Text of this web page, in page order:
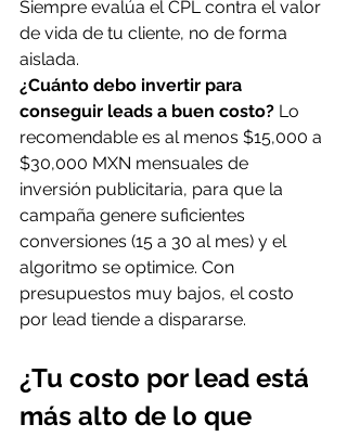
Siempre evalúa el CPL contra el valor
de vida de tu cliente, no de forma
aislada.
¿Cuánto debo invertir para
conseguir leads a buen costo? Lo
recomendable es al menos $15,000 a
$30,000 MXN mensuales de
inversión publicitaria, para que la
campaña genere suficientes
conversiones (15 a 30 al mes) y el
algoritmo se optimice. Con
presupuestos muy bajos, el costo
por lead tiende a dispararse.
¿Tu costo por lead está
más alto de lo que